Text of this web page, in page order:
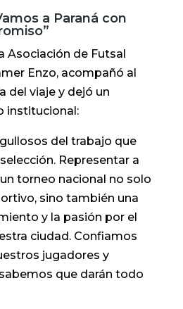
a Paraná con
Asociación de Futsal
Enzo, acompañó al
del viaje y dejó un
institucional:
del trabajo que
Representar a
torneo nacional no solo
sino también una
y la pasión por el
ciudad. Confiamos
jugadores y
que darán todo